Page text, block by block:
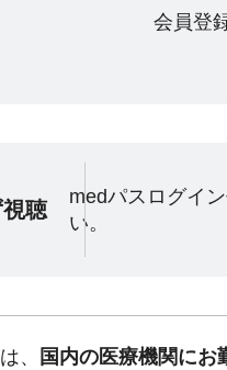
会員登
聴
medパスログイ
い。
、 国内の医療機関にお